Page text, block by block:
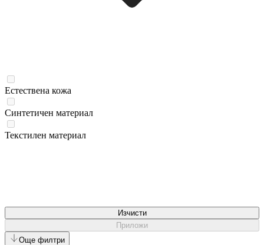
Естествена кожа
Синтетичен материал
Текстилен материал
Изчисти
Приложи
Още филтри